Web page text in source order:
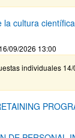
cultura
09/2026 13:00
individuales 14/